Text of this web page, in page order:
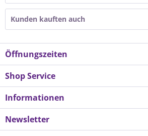
Kunden kauften auch
Öffnungszeiten
Shop Service
Informationen
Newsletter